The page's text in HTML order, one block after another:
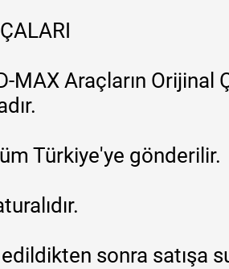
Araçların Orijinal
Türkiye'ye gönderilir.
sonra satışa